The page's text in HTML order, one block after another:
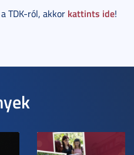
TDK-ról, akkor kattints ide!